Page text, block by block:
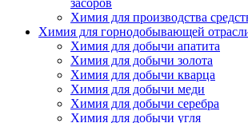
засоров
Химия для производства
Химия для горнодобывающей
Химия для добычи апатита
Химия для добычи золота
Химия для добычи кварца
Химия для добычи меди
Химия для добычи серебра
Химия для добычи угля